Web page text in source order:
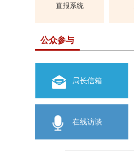
直报系统
公众参与
局长信箱
在线访谈